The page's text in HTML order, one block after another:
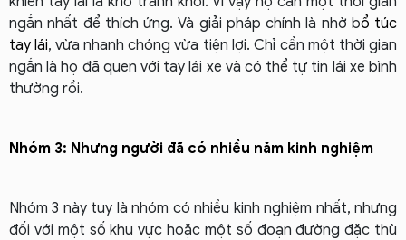
ngắn nhất để thích ứng.Và giải pháp chính là nhờ bổ túc
tay lái, vừa nhanh chóng vừa tiện lợi. Chỉ cần một thời gian
ngắn là họ đã quen với tay lái xe và có thể tự tin lái xe bình
thường rồi.
Nhóm 3: Nhưng người đã có nhiều năm kinh nghiệm
Nhóm 3 này tuy là nhóm có nhiều kinh nghiệm nhất, nhưng
đối với một số khu vực hoặc một số đoạn đường đặc thù